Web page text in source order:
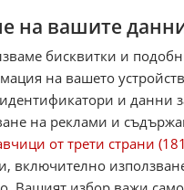
проститутки при
две акции на
дирекция по
...
на вашите
бисквитки и
на вашето
и данни
на реклами и
от трети страни
включително